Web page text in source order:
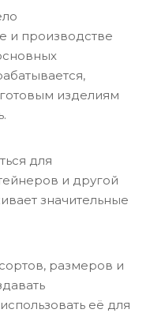
и производстве
изделиям
для
и другой
значительные
размеров и
её для